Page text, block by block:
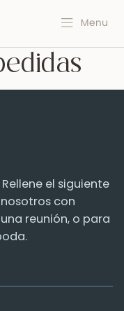
el siguiente
con
reunión, o para